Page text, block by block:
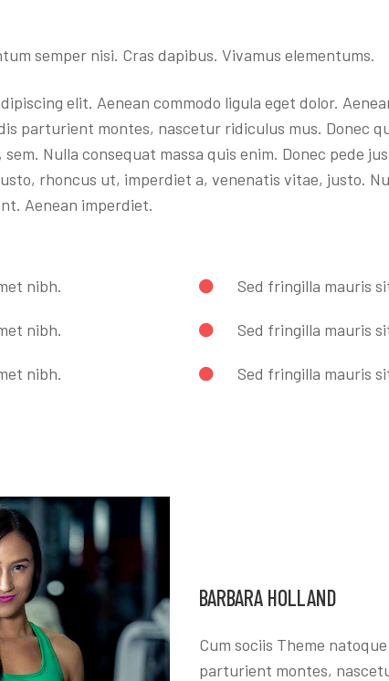
semper nisi. Cras dapibus. Vivamus elementums.
elit. Aenean commodo ligula eget dolor.
parturient montes, nascetur ridiculus mus. Donec
Nulla consequat massa quis enim. Donec pede
rhoncus ut, imperdiet a, venenatis vitae, justo.
Aenean imperdiet.
nibh.
nibh.
nibh.
Sed fringilla mauris
Sed fringilla mauris
Sed fringilla mauris
BARBARA HOLLAND
Cum sociis Theme
parturient montes,